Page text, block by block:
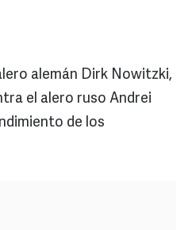
alemán Dirk Nowitzki,
el alero ruso Andrei
de los